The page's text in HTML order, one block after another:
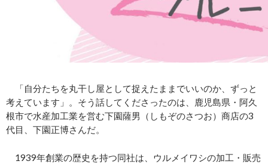
「自分たちを丸干し屋として捉えたままでいいのか、ずっと
考えています」。そう話してくださったのは、鹿児島県・阿久
根市で水産加工業を営む下園薩男（しもぞのさつお）商店の3
代目、下園正博さんだ。
1939年創業の歴史を持つ同社は、ウルメイワシの加工・販売